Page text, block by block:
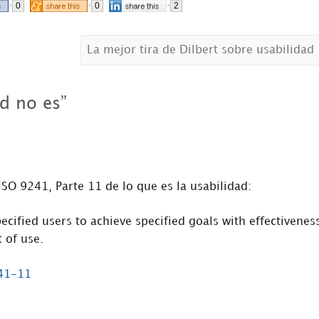
0 0 2
La mejor tira de Dilbert sobre usabilidad
no es”
9241, Parte 11 de lo que es la usabilidad:
users to achieve specified goals with
use.
11